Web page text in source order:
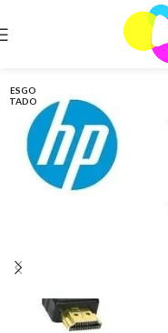
ESGO
TADO